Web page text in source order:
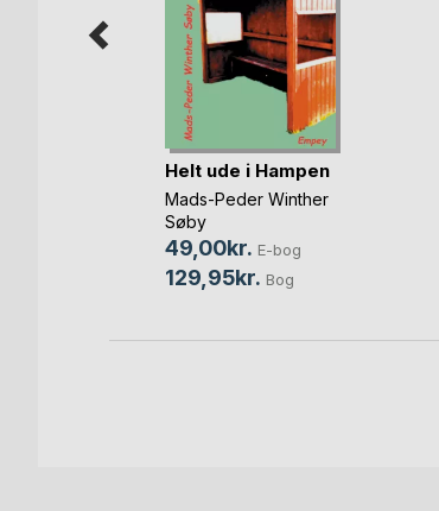
Helt ude i Hampen
Mads-Peder Winther
Søby
49,00kr. E-bog
129,95kr. Bog